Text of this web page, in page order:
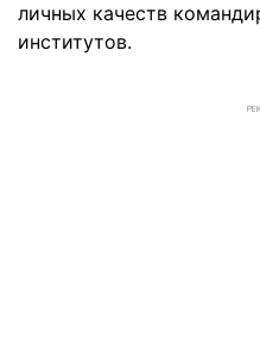
личных качеств
институтов.